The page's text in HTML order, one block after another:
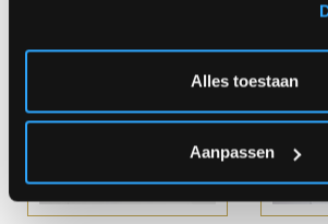
Alles toestaan
Aanpassen